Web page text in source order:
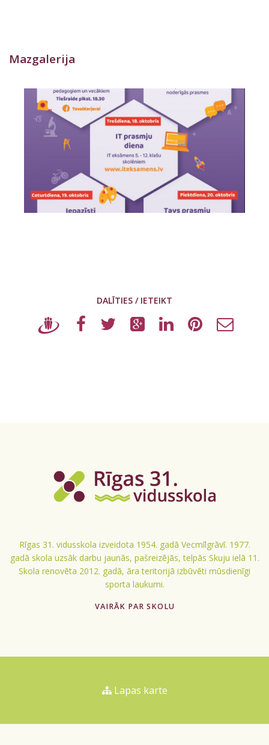
Mazgalerija
DALĪTIES / IETEIKT
Rīgas 31. vidusskola izveidota 1954. gadā Vecmīlgrāvī. 1977.
gadā skola uzsāk darbu jaunās, pašreizējās, telpās Skuju ielā 11.
Skola renovēta 2012. gadā, āra teritorijā izbūvēti mūsdienīgi
sporta laukumi.
VAIRĀK PAR SKOLU
Lapas karte